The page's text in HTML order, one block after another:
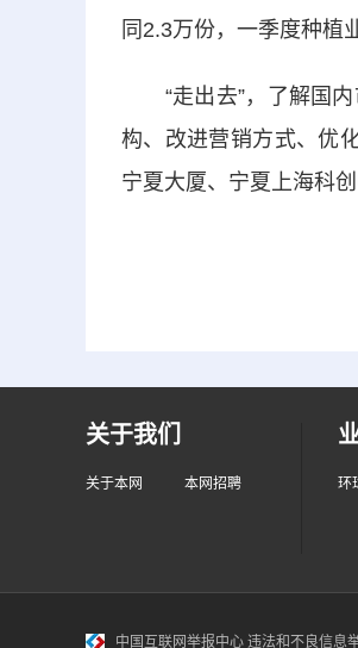
同2.3万份，一季度种植
“走出去”，了解国内
构、改进营销方式、优
宁夏大厦、宁夏上海科
关于我们
关于本网 本网招聘 环
中国互联网举报中心 违法和不良信息